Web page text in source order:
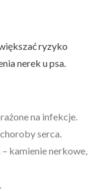
ryzyko
nerek u psa.
na infekcje.
serca.
kamienie nerkowe,